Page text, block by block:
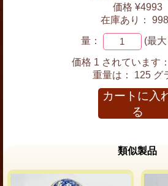
価格 ¥4993
在庫あり：
量： (最
価格 1 されています：
重量は： 125 グ
カートに入
る
類似製品